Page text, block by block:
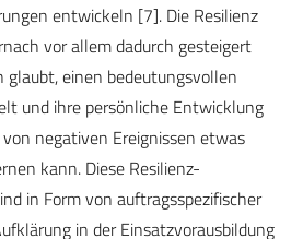
entwickeln [7]. Die Resilienz
vor allem dadurch gesteigert
glaubt, einen bedeutungsvollen
und ihre persönliche Entwicklung
negativen Ereignissen etwas
kann. Diese Resilienz-
in Form von auftragsspezifischer
in der Einsatzvorausbildung